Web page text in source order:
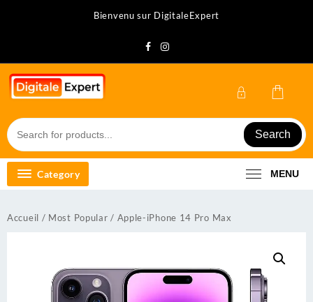
Bienvenu sur DigitaleExpert
Search
Category MENU
Accueil / Most Popular / Apple-iPhone 14 Pro Max